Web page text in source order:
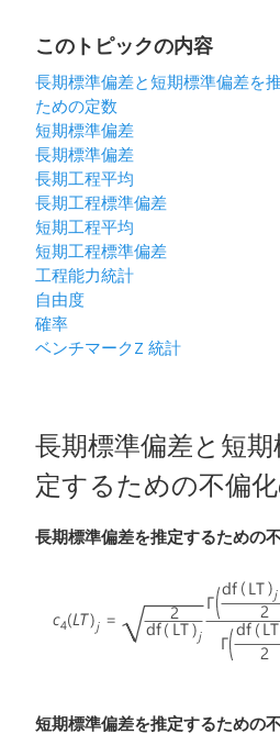
このトピックの内容
長期標準偏差と短期標準偏差を
ための定数
短期標準偏差
長期標準偏差
長期工程平均
長期工程標準偏差
短期工程平均
短期工程標準偏差
工程能力統計
自由度
確率
ベンチマークZ 統計
長期標準偏差と短
定するための不偏
長期標準偏差を推定するための
短期標準偏差を推定するための